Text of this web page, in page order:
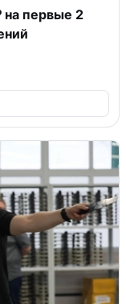
на первые 2